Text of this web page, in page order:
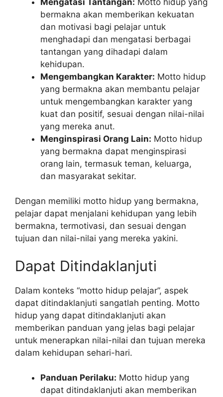
bermakna akan memberikan kekuatan
dan motivasi bagi pelajar untuk
menghadapi dan mengatasi berbagai
tantangan yang dihadapi dalam
kehidupan.
Mengembangkan Karakter: Motto hidup
yang bermakna akan membantu pelajar
untuk mengembangkan karakter yang
kuat dan positif, sesuai dengan nilai-nilai
yang mereka anut.
Menginspirasi Orang Lain: Motto hidup
yang bermakna dapat menginspirasi
orang lain, termasuk teman, keluarga,
dan masyarakat sekitar.
Dengan memiliki motto hidup yang bermakna,
pelajar dapat menjalani kehidupan yang lebih
bermakna, termotivasi, dan sesuai dengan
tujuan dan nilai-nilai yang mereka yakini.
Dapat Ditindaklanjuti
Dalam konteks “motto hidup pelajar”, aspek
dapat ditindaklanjuti sangatlah penting. Motto
hidup yang dapat ditindaklanjuti akan
memberikan panduan yang jelas bagi pelajar
untuk menerapkan nilai-nilai dan tujuan mereka
dalam kehidupan sehari-hari.
Panduan Perilaku: Motto hidup yang
dapat ditindaklanjuti akan memberikan